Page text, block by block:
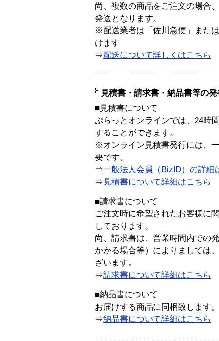
尚、複数の商品をご注文の場合
発送となります。
※配送業者は「佐川急便」また
けます
⇒配送について詳しくはこちら
見積書・請求書・納品書等の
■見積書について
ぷらっとオンラインでは、24時
することができます。
※オンライン見積書発行には、
要です。
⇒一般法人会員（BizID）の詳細
⇒ 見積書について詳細はこちら
■請求書について
ご注文時に希望されたお客様に
しております。
尚、請求書は、営業時間内での
かかる場合等）によりましては
ざいます。
⇒請求書について詳細はこちら
■納品書について
お届けする商品に同梱致します。
⇒納品書について詳細はこちら